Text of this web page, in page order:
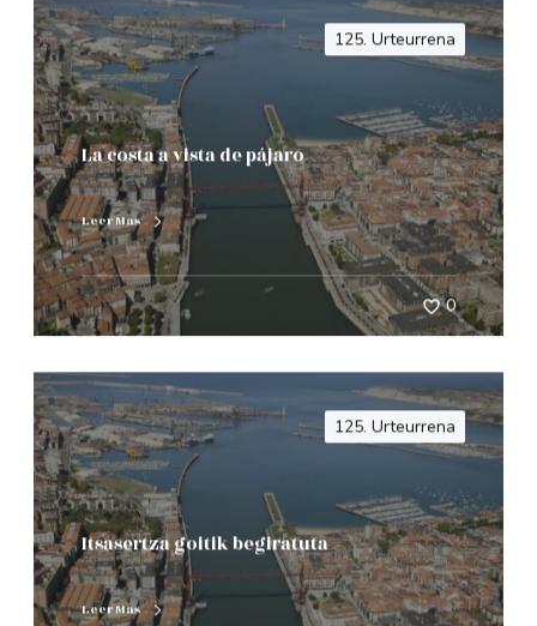
125. Urteurrena
La costa a vista de pájaro
Leer Mas
0
125. Urteurrena
Itsasertza goitik begiratuta
Leer Mas